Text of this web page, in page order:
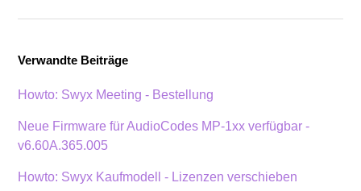
Verwandte Beiträge
Howto: Swyx Meeting - Bestellung
Neue Firmware für AudioCodes MP-1xx verfügbar -
v6.60A.365.005
Howto: Swyx Kaufmodell - Lizenzen verschieben